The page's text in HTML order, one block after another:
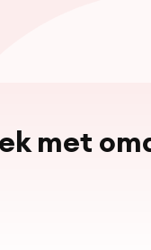
met